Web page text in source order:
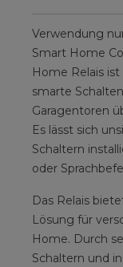
Verwendung
Smart Home
Home Relais
smarte
Garagentoren
Es lässt sich
Schaltern
oder
Das Relais
Lösung für
Home. Durch
Schaltern und